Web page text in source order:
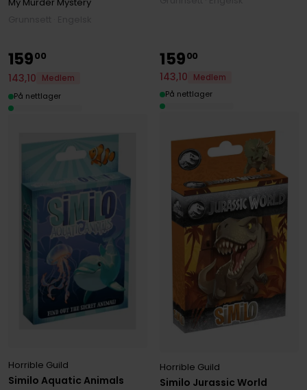
Similo Aquatic Animals
Horrible Guild
15900
143,10
Medlem
På nettlager
Similo Jurassic World
Horrible Guild
15900
143,10
Medlem
På nettlager